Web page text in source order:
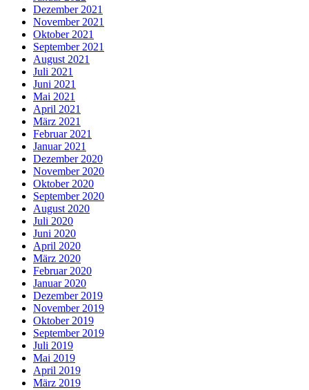
Dezember 2021
November 2021
Oktober 2021
September 2021
August 2021
Juli 2021
Juni 2021
Mai 2021
April 2021
März 2021
Februar 2021
Januar 2021
Dezember 2020
November 2020
Oktober 2020
September 2020
August 2020
Juli 2020
Juni 2020
April 2020
März 2020
Februar 2020
Januar 2020
Dezember 2019
November 2019
Oktober 2019
September 2019
Juli 2019
Mai 2019
April 2019
März 2019